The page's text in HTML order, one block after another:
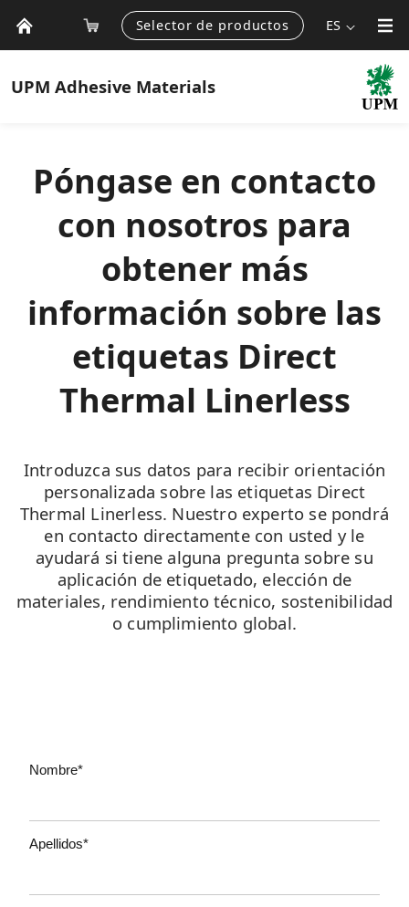
Selector de productos ES
UPM Adhesive Materials
Póngase en contacto
con nosotros para
obtener más
información sobre las
etiquetas Direct
Thermal Linerless
Introduzca sus datos para recibir orientación
personalizada sobre las etiquetas Direct
Thermal Linerless. Nuestro experto se pondrá
en contacto directamente con usted y le
ayudará si tiene alguna pregunta sobre su
aplicación de etiquetado, elección de
materiales, rendimiento técnico, sostenibilidad
o cumplimiento global.